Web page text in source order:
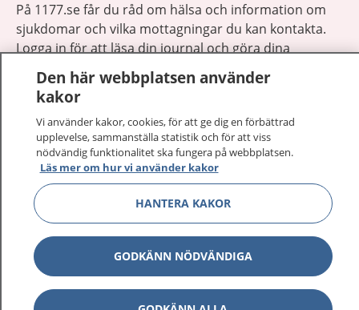
På 1177.se får du råd om hälsa och information om
sjukdomar och vilka mottagningar du kan kontakta.
Logga in för att läsa din journal och göra dina
vårdärenden. Ring telefonnummer 1177 för
sjukvårdsrådgivning dygnet runt.
1177 ger dig råd när du vill må bättre.
1177 på flera språk Visa
Om 1177 Visa
Kontakt Visa
Den här webbplatsen använder
kakor
Vi använder kakor, cookies, för att ge dig en förbättrad
upplevelse, sammanställa statistik och för att viss
nödvändig funktionalitet ska fungera på webbplatsen.
Läs mer om hur vi använder kakor
HANTERA KAKOR
GODKÄNN NÖDVÄNDIGA